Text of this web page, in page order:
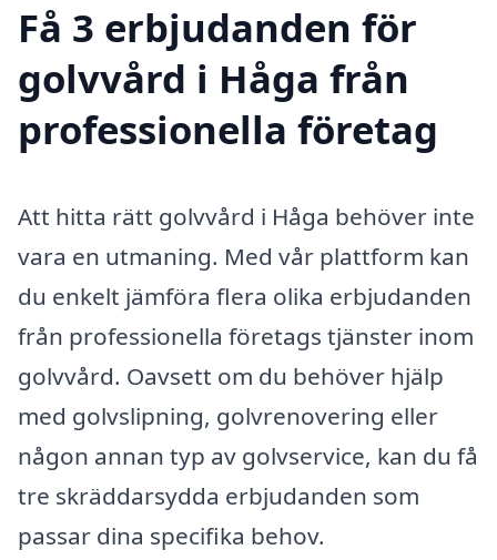
Få 3 erbjudanden för
golvvård i Håga från
professionella företag
Att hitta rätt golvvård i Håga behöver inte
vara en utmaning. Med vår plattform kan
du enkelt jämföra flera olika erbjudanden
från professionella företags tjänster inom
golvvård. Oavsett om du behöver hjälp
med golvslipning, golvrenovering eller
någon annan typ av golvservice, kan du få
tre skräddarsydda erbjudanden som
passar dina specifika behov.